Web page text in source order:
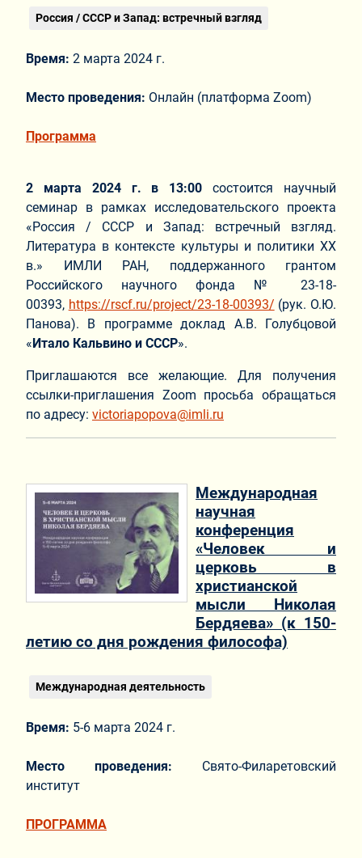
Россия / СССР и Запад: встречный взгляд
Время: 2 марта 2024 г.
Место проведения: Онлайн (платформа Zoom)
Программа
2 марта 2024 г. в 13:00 состоится научный
семинар в рамках исследовательского проекта
«Россия / СССР и Запад: встречный взгляд.
Литература в контексте культуры и политики ХХ
в.» ИМЛИ РАН, поддержанного грантом
Российского научного фонда № 23-18-
00393, https://rscf.ru/project/23-18-00393/ (рук. О.Ю.
Панова). В программе доклад А.В. Голубцовой
«Итало Кальвино и СССР».
Приглашаются все желающие. Для получения
ссылки-приглашения Zoom просьба обращаться
по адресу: victoriapopova@imli.ru
Международная
научная
конференция
«Человек и
церковь в
христианской
мысли Николая
Бердяева» (к 150-
летию со дня рождения философа)
Международная деятельность
Время: 5-6 марта 2024 г.
Место проведения:
Свято-Филаретовский
институт
ПРОГРАММА